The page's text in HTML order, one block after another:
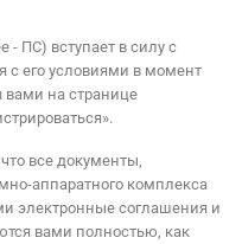
- ПС) вступает в силу с
с его условиями в момент
вами на странице
все документы,
аппаратного комплекса
электронные соглашения и
вами полностью, как